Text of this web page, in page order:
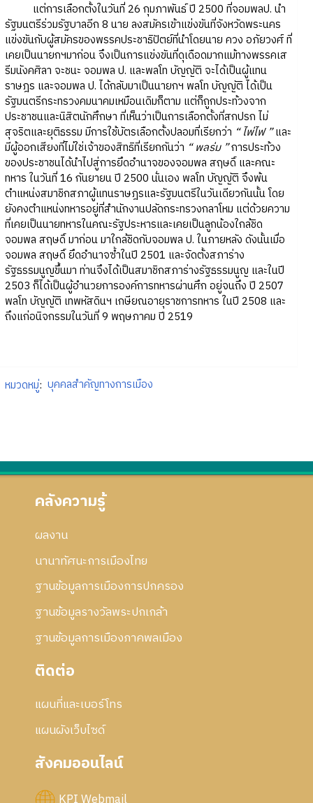
แต่การเลือกตั้งในวันที่ 26 กุมภาพันธ์ ปี 2500 ที่จอมพลป. นำ
รัฐมนตรีร่วมรัฐบาลอีก 8 นาย ลงสมัครเข้าแข่งขันที่จังหวัดพระนคร
แข่งขันกับผู้สมัครของพรรคประชาธิปัตย์ที่นำโดยนาย ควง อภัยวงศ์ ที่
เคยเป็นนายกฯมาก่อน จึงเป็นการแข่งขันที่ดุเดือดมากแม้ทางพรรคเส
รีมนังคศิลา จะชนะ จอมพล ป. และพลโท บัญญัติ จะได้เป็นผู้แทน
ราษฎร และจอมพล ป. ได้กลับมาเป็นนายกฯ พลโท บัญญัติ ได้เป็น
รัฐมนตรีกระทรวงคมนาคมเหมือนเดิมก็ตาม แต่ก็ถูกประท้วงจาก
ประชาชนและนิสิตนักศึกษา ที่เห็นว่าเป็นการเลือกตั้งที่สกปรก ไม่
สุจริตและยุติธรรม มีการใช้บัตรเลือกตั้งปลอมที่เรียกว่า “ ไพ่ไฟ ”และ
มีผู้ออกเสียงที่ไม่ใช่เจ้าของสิทธิที่เรียกกันว่า “ พลร่ม ”การประท้วง
ของประชาชนได้นำไปสู่การยึดอำนาจของจอมพล สฤษดิ์ และคณะ
ทหาร ในวันที่ 16 กันยายน ปี 2500 นั่นเอง พลโท บัญญัติ จึงพ้น
ตำแหน่งสมาชิกสภาผู้แทนราษฎรและรัฐมนตรีในวันเดียวกันนั้น โดย
ยังคงตำแหน่งทหารอยู่ที่สำนักงานปลัดกระทรวงกลาโหม แต่ด้วยความ
ที่เคยเป็นนายทหารในคณะรัฐประหารและเคยเป็นลูกน้องใกล้ชิด
จอมพล สฤษดิ์ มาก่อน มาใกล้ชิดกับจอมพล ป. ในภายหลัง ดังนั้นเมื่อ
จอมพล สฤษดิ์ ยึดอำนาจซ้ำในปี 2501 และจัดตั้งสภาร่าง
รัฐธรรมนูญขึ้นมา ท่านจึงได้เป็นสมาชิกสภาร่างรัฐธรรมนูญ และในปี
2503 ก็ได้เป็นผู้อำนวยการองค์การทหารผ่านศึก อยู่จนถึง ปี 2507
พลโท บัญญัติ เทพหัสดินฯ เกษียณอายุราชการทหาร ในปี 2508 และ
ถึงแก่อนิจกรรมในวันที่ 9 พฤษภาคม ปี 2519
หมวดหมู่: บุคคลสำคัญทางการเมือง
คลังความรู้
ผลงาน
นานาทัศนะการเมืองไทย
ฐานข้อมูลการเมืองการปกครอง
ฐานข้อมูลรางวัลพระปกเกล้า
ฐานข้อมูลการเมืองภาคพลเมือง
ติดต่อ
แผนที่และเบอร์โทร
แผนผังเว็บไซด์
สังคมออนไลน์